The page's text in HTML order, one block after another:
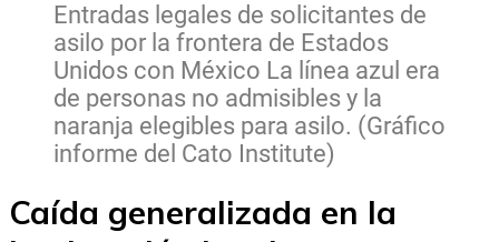
Entradas legales de solicitantes de
asilo por la frontera de Estados
Unidos con México La línea azul era
de personas no admisibles y la
naranja elegibles para asilo. (Gráfico
informe del Cato Institute)
Caída generalizada en la